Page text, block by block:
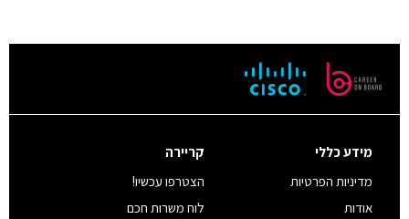
מידע כללי
מדיניות הפרטיות
אודות
קריירה
הצטרפו עכשיו!
לוח משרות חכם